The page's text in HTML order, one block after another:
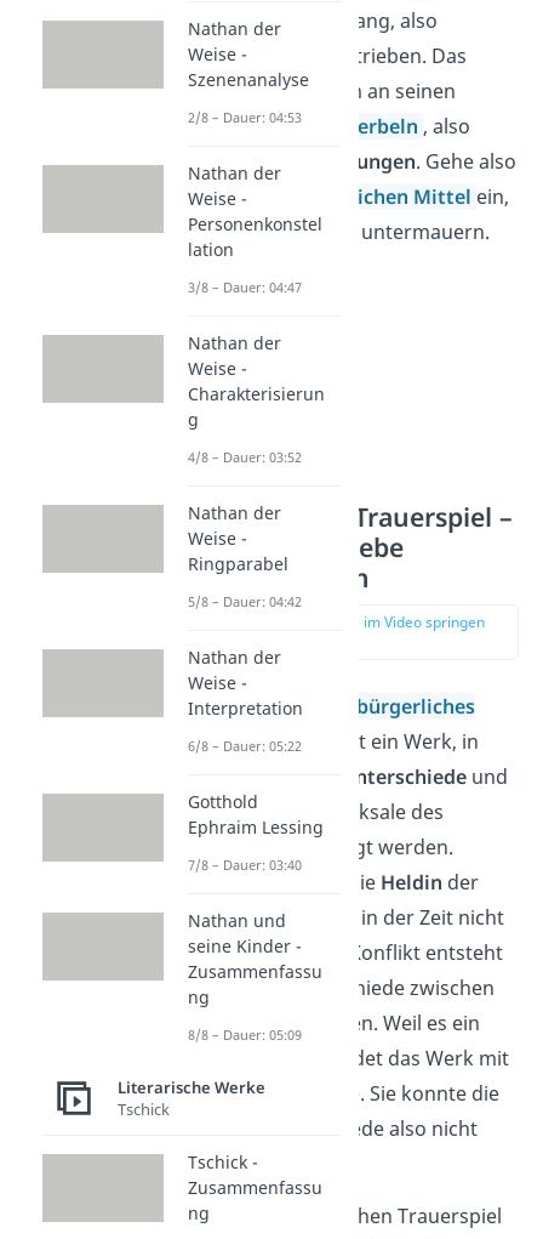
den Sturm und Drang, also
impulsiv und übertrieben. Das
siehst du vor allem an seinen
Ausrufen und
Hyperbeln , also
starken Übertreibungen. Gehe also
auf solche
sprachlichen Mittel ein,
um deinen Text zu untermauern.
Bürgerliches Trauerspiel –
Kabale und Liebe
Interpretation
zur Stelle im Video springen
Das Drama ist ein bürgerliches
Trauerspiel.
Das ist ein Werk, in
Standesunterschiede und
vor allem die Schicksale des
Bürgertums gezeigt werden.
Deshalb ist Luise die Heldin der
Tragödie. Das war in der Zeit nicht
sehr typisch. Der Konflikt entsteht
durch die Unterschiede zwischen
den beiden Ständen. Weil es ein
Trauerspiel ist, endet das Werk mit
dem Tod von Luise. Sie konnte die
Standesunterschiede also nicht
überwinden.
In einem bürgerlichen Trauerspiel
Nathan der
Weise -
Szenenanalyse
2/8 – Dauer: 04:53
Nathan der
Weise -
Personenkonstel
lation
3/8 – Dauer: 04:47
Nathan der
Weise -
Charakterisierun
g
4/8 – Dauer: 03:52
Nathan der
Weise -
Ringparabel
5/8 – Dauer: 04:42
Nathan der
Weise -
Interpretation
6/8 – Dauer: 05:22
Gotthold
Ephraim Lessing
7/8 – Dauer: 03:40
Nathan und
seine Kinder -
Zusammenfassu
ng
8/8 – Dauer: 05:09
Literarische Werke
Tschick
Tschick -
Zusammenfassu
ng